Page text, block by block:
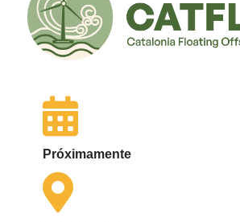
Próximamente